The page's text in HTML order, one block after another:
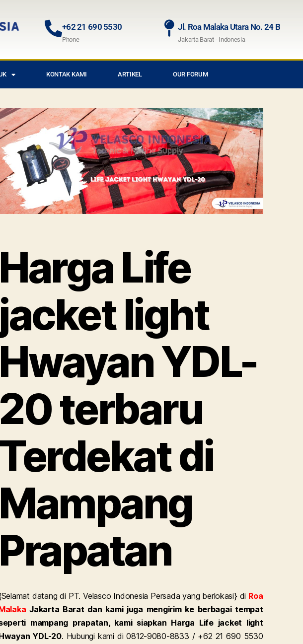
+62 21 690 5530
Phone
Jl. Roa Malaka Utara No. 24 B
Jakarta Barat - Indonesia
KONTAK KAMI ARTIKEL OUR FORUM
Harga Life
jacket light
Hwayan YDL-
20 terbaru
Terdekat di
Mampang
Prapatan
datang di PT. Velasco Indonesia Persada yang berlokasi} di Roa
Jakarta Barat dan kami juga mengirim ke berbagai tempat
mampang prapatan, kami siapkan Harga Life jacket light
YDL-20. Hubungi kami di 0812-9080-8833 / +62 21 690 5530